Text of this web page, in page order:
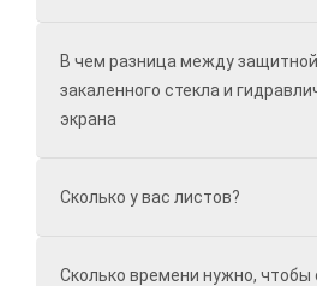
В чем разница между
закаленного стекла и
экрана
Сколько у вас листов?
Сколько времени нужно, чтобы